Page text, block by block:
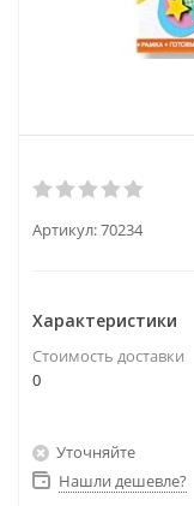
Артикул:70234
Характеристики
Стоимость доставки
0
Уточняйте
Нашли дешевле?